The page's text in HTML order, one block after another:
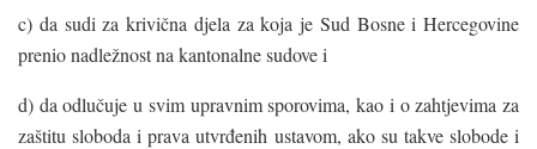
c) da sudi za krivična djela za koja je Sud Bosne i Hercegovine
prenio nadležnost na kantonalne sudove i
d) da odlučuje u svim upravnim sporovima, kao i o zahtjevima za
zaštitu sloboda i prava utvrđenih ustavom, ako su takve slobode i